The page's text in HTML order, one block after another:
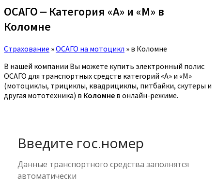
ОСАГО ‒ Категория «A» и «M» в
Коломне
Страхование »ОСАГО на мотоцикл » в Коломне
В нашей компании Вы можете купить электронный полис
ОСАГО для транспортных средств категорий «A» и «M»
(мотоциклы, трициклы, квадрициклы, питбайки, скутеры и
другая мототехника) в Коломне в онлайн-режиме.